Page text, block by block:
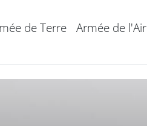
de Terre Armée de l'Air